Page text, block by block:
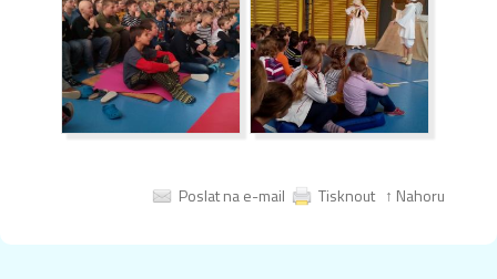
Poslat na e-mail Tisknout ↑ Nahoru